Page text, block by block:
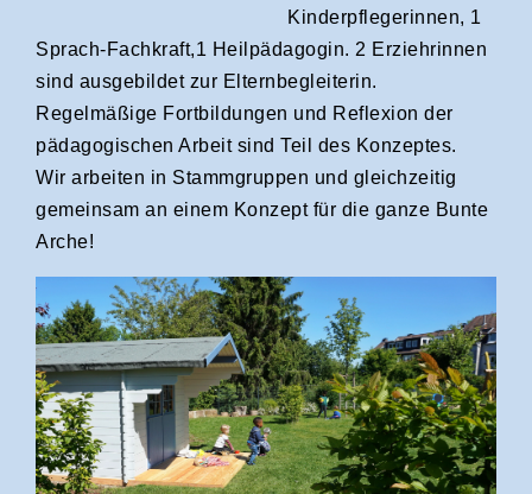
Kinderpflegerinnen, 1
Sprach-Fachkraft,1 Heilpädagogin. 2 Erziehrinnen
sind ausgebildet zur Elternbegleiterin.
Regelmäßige Fortbildungen und Reflexion der
pädagogischen Arbeit sind Teil des Konzeptes.
Wir arbeiten in Stammgruppen und gleichzeitig
gemeinsam an einem Konzept für die ganze Bunte
Arche!